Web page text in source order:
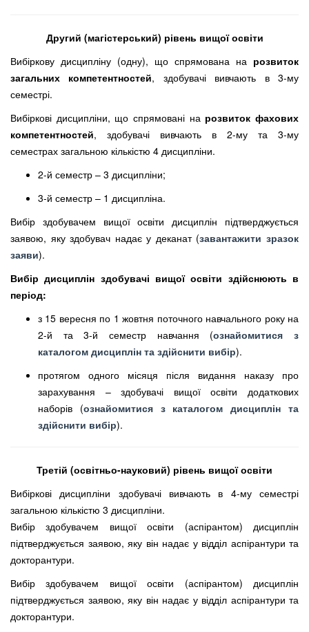
Другий (магістерський) рівень вищої освіти
Вибіркову дисципліну (одну), що спрямована на розвиток
загальних компетентностей, здобувачі вивчають в 3-му
семестрі.
Вибіркові дисципліни, що спрямовані на розвиток фахових
компетентностей, здобувачі вивчають в 2-му та 3-му
семестрах загальною кількістю 4 дисципліни.
2-й семестр – 3 дисципліни;
3-й семестр – 1 дисципліна.
Вибір здобувачем вищої освіти дисциплін підтверджується
заявою, яку здобувач надає у деканат (завантажити зразок
заяви).
Вибір дисциплін здобувачі вищої освіти здійснюють в
період:
з 15 вересня по 1 жовтня поточного навчального року на
2-й та 3-й семестр навчання (ознайомитися з
каталогом дисциплін та здійснити вибір).
протягом одного місяця після видання наказу про
зарахування – здобувачі вищої освіти додаткових
наборів (ознайомитися з каталогом дисциплін та
здійснити вибір).
Третій (освітньо-науковий) рівень вищої освіти
Вибіркові дисципліни здобувачі вивчають в 4-му семестрі
загальною кількістю 3 дисципліни.
Вибір здобувачем вищої освіти (аспірантом) дисциплін
підтверджується заявою, яку він надає у відділ аспірантури та
докторантури.
Вибір здобувачем вищої освіти (аспірантом) дисциплін
підтверджується заявою, яку він надає у відділ аспірантури та
докторантури.